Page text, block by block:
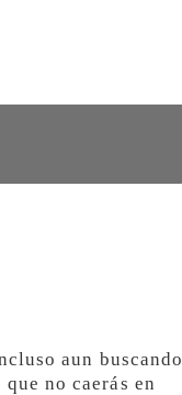
aun buscando
no caerás en